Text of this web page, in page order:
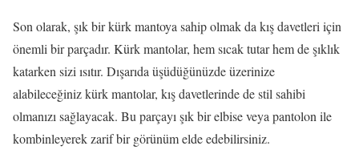
Son olarak, şık bir kürk mantoya sahip olmak da kış davetleri için
önemli bir parçadır. Kürk mantolar, hem sıcak tutar hem de şıklık
katarken sizi ısıtır. Dışarıda üşüdüğünüzde üzerinize
alabileceğiniz kürk mantolar, kış davetlerinde de stil sahibi
olmanızı sağlayacak. Bu parçayı şık bir elbise veya pantolon ile
kombinleyerek zarif bir görünüm elde edebilirsiniz.